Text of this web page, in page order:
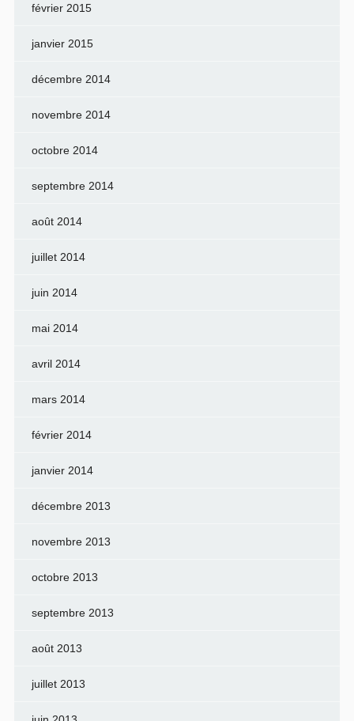
février 2015
janvier 2015
décembre 2014
novembre 2014
octobre 2014
septembre 2014
août 2014
juillet 2014
juin 2014
mai 2014
avril 2014
mars 2014
février 2014
janvier 2014
décembre 2013
novembre 2013
octobre 2013
septembre 2013
août 2013
juillet 2013